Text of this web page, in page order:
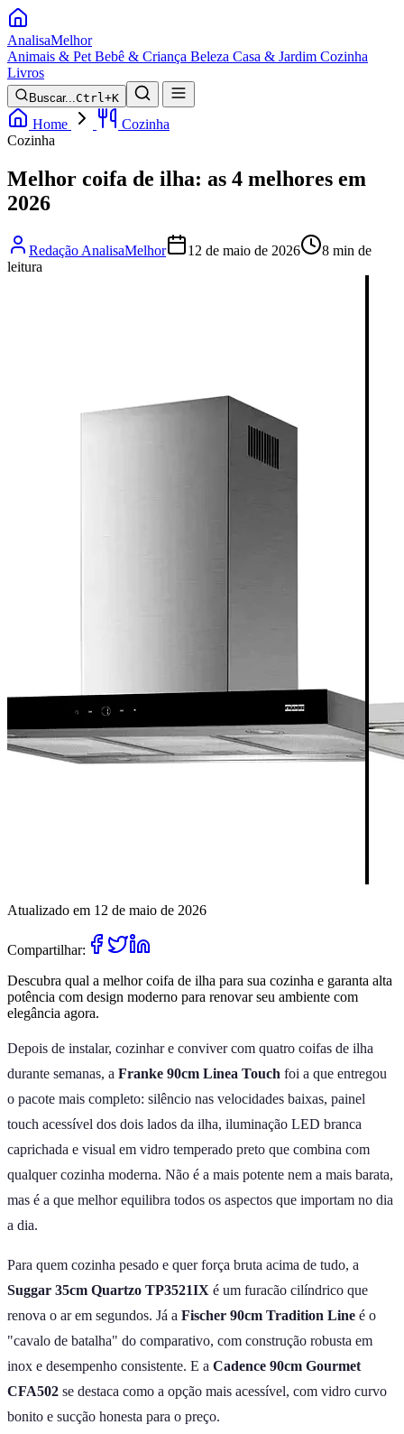
AnalisaMelhor
Animais & Pet Bebê & Criança Beleza Casa & Jardim Cozinha
Livros
Buscar...Ctrl+K
Home
Cozinha
Cozinha
Melhor coifa de ilha: as 4 melhores em
2026
Redação AnalisaMelhor 12 de maio de 2026
8 min de
leitura
Atualizado em 12 de maio de 2026
Compartilhar:
Descubra qual a melhor coifa de ilha para sua cozinha e garanta alta
potência com design moderno para renovar seu ambiente com
elegância agora.
Depois de instalar, cozinhar e conviver com quatro coifas de ilha
durante semanas, a Franke 90cm Linea Touch foi a que entregou
o pacote mais completo: silêncio nas velocidades baixas, painel
touch acessível dos dois lados da ilha, iluminação LED branca
caprichada e visual em vidro temperado preto que combina com
qualquer cozinha moderna. Não é a mais potente nem a mais barata,
mas é a que melhor equilibra todos os aspectos que importam no dia
a dia.
Para quem cozinha pesado e quer força bruta acima de tudo, a
Suggar 35cm Quartzo TP3521IX é um furacão cilíndrico que
renova o ar em segundos. Já a Fischer 90cm Tradition Line é o
"cavalo de batalha" do comparativo, com construção robusta em
inox e desempenho consistente. E a Cadence 90cm Gourmet
CFA502 se destaca como a opção mais acessível, com vidro curvo
bonito e sucção honesta para o preço.